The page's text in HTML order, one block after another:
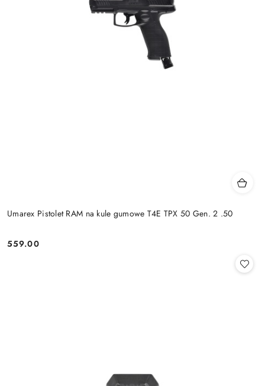
Umarex Pistolet RAM na kule gumowe T4E TPX 50 Gen. 2 .50
Cena:
559.00